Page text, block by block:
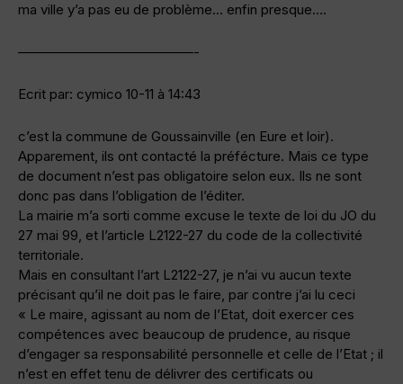
ma ville y’a pas eu de problème… enfin presque….
—————————————-
Ecrit par: cymico 10-11 à 14:43
c’est la commune de Goussainville (en Eure et loir).
Apparement, ils ont contacté la préfécture. Mais ce type
de document n’est pas obligatoire selon eux. Ils ne sont
donc pas dans l’obligation de l’éditer.
La mairie m’a sorti comme excuse le texte de loi du JO du
27 mai 99, et l’article L2122-27 du code de la collectivité
territoriale.
Mais en consultant l’art L2122-27, je n’ai vu aucun texte
précisant qu’il ne doit pas le faire, par contre j’ai lu ceci
« Le maire, agissant au nom de l’Etat, doit exercer ces
compétences avec beaucoup de prudence, au risque
d’engager sa responsabilité personnelle et celle de l’Etat ; il
n’est en effet tenu de délivrer des certificats ou